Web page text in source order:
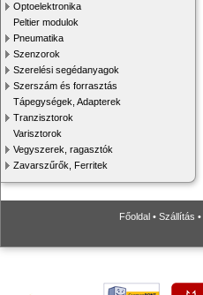
Optoelektronika
Peltier modulok
Pneumatika
Szenzorok
Szerelési segédanyagok
Szerszám és forrasztás
Tápegységek, Adapterek
Tranzisztorok
Varisztorok
Vegyszerek, ragasztók
Zavarszűrők, Ferritek
Főoldal • Szállítás •